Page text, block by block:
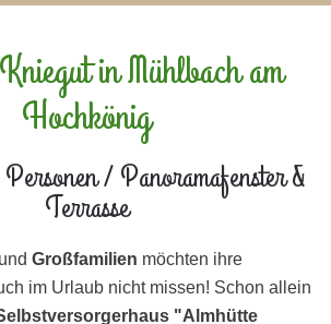
in Mühlbach am
Hochkönig
/ Panoramafenster &
Terrasse
und Großfamilien möchten ihre
im Urlaub nicht missen! Schon allein
"Almhütte